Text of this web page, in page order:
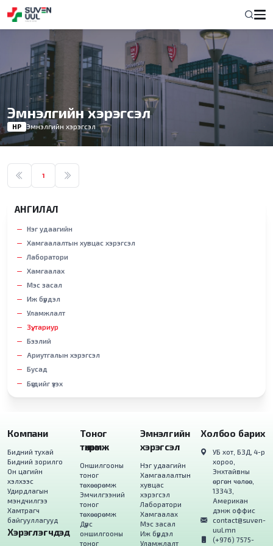
Эмнэлгийн хэрэгсэл
НҮҮР Эмнэлгийн хэрэгсэл
1
АНГИЛАЛ
Нэг удаагийн
Хамгаалалтын хувцас хэрэгсэл
Лаборатори
Хамгаалах
Мэс засал
Иж бүрдэл
Уламжлалт
Зүү, тариур
Бээлий
Ариутгалын хэрэгсэл
Бусад
Бүгдийг үзэх
Компани
Бидний тухай
Бидний зорилго
Он цагийн
хэлхээс
Удирдлагын
мэндчилгээ
Хамтрагч
байгууллагууд
Хэрэглэгчдэд
Тоног
төхөөрөмж
Оншилгооны
тоног
төхөөрөмж
Эмчилгээний
тоног
төхөөрөмж
Дүрс
оншилгооны
тоног
Эмнэлгийн
хэрэгсэл
Нэг удаагийн
Хамгаалалтын
хувцас
хэрэгсэл
Лаборатори
Хамгаалах
Мэс засал
Иж бүрдэл
Уламжлалт
Холбоо барих
УБ хот, БЗД, 4-р
хороо,
Энхтайвны
өргөн чөлөө,
13343,
Американ
дэнж оффис
contact@suven-
uul.mn
(+976) 7575-